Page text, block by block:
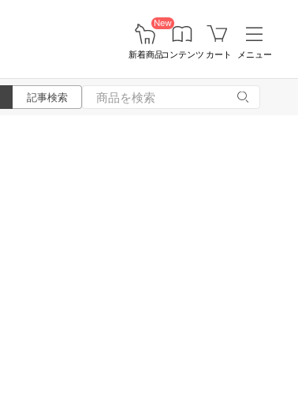
New
新着商品コンテンツ カート メニュー
記事検索